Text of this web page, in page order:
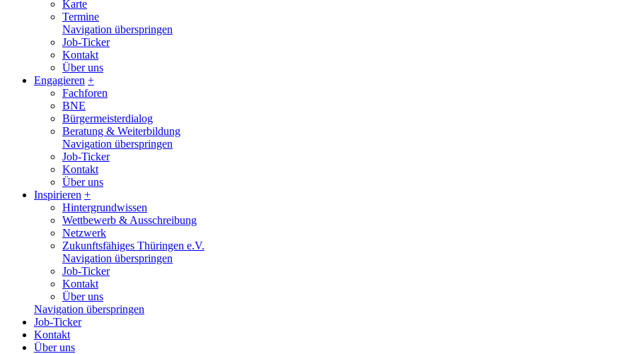
Karte
Termine
Navigation überspringen
Job-Ticker
Kontakt
Über uns
Engagieren +
Fachforen
BNE
Bürgermeisterdialog
Beratung & Weiterbildung
Navigation überspringen
Job-Ticker
Kontakt
Über uns
Inspirieren +
Hintergrundwissen
Wettbewerb & Ausschreibung
Netzwerk
Zukunftsfähiges Thüringen e.V.
Navigation überspringen
Job-Ticker
Kontakt
Über uns
Navigation überspringen
Job-Ticker
Kontakt
Über uns